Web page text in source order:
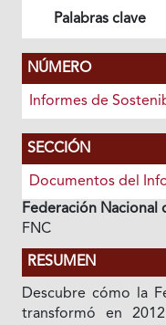
Palabras clave
NÚMERO
Informes de
SECCIÓN
Documentos del
Federación Nacional
FNC
RESUMEN
Descubre cómo la
transformó en